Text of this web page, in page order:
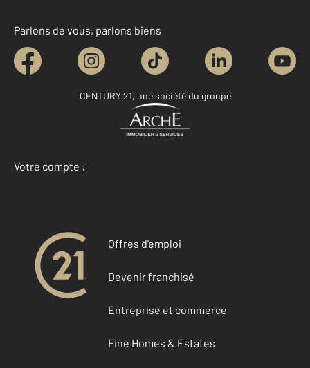
Parlons de vous, parlons biens
CENTURY 21, une société du groupe
Votre compte :
Accéder à mon compte
Offres d'emploi
Devenir franchisé
Entreprise et commerce
Fine Homes & Estates